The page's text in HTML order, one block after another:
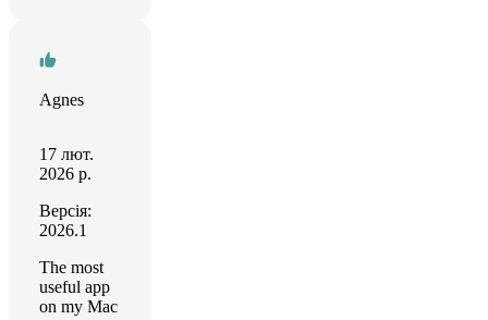
Agnes
17 лют.
2026 р.
Версія:
2026.1
The most
useful app
on my Mac